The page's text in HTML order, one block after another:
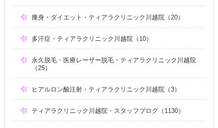
痩身・ダイエット・ティアラクリニック川越院（20）
多汗症・ティアラクリニック川越院（10）
永久脱毛・医療レーザー脱毛・ティアラクリニック川越院
（25）
ヒアルロン酸注射・ティアラクリニック川越院（3）
ティアラクリニック川越院・スタッフブログ（1130）